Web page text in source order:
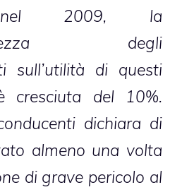
2009, la
degli
sull’utilità di questi
cresciuta del 10%.
dichiara di
almeno una volta
di grave pericolo al